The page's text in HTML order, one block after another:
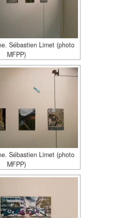
Sébastien Limet (photo
MFPP)
Sébastien Limet (photo
MFPP)